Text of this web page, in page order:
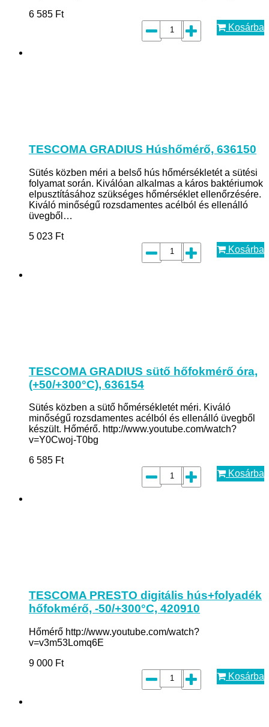
6 585 Ft
Kosárba
TESCOMA GRADIUS Húshőmérő, 636150
Sütés közben méri a belső hús hőmérsékletét a sütési
folyamat során. Kiválóan alkalmas a káros baktériumok
elpusztításához szükséges hőmérséklet ellenőrzésére.
Kiváló minőségű rozsdamentes acélból és ellenálló
üvegből…
5 023 Ft
Kosárba
TESCOMA GRADIUS sütő hőfokmérő óra,
(+50/+300°C), 636154
Sütés közben a sütő hőmérsékletét méri. Kiváló
minőségű rozsdamentes acélból és ellenálló üvegből
készült. Hőmérő. http://www.youtube.com/watch?
v=Y0Cwoj-T0bg
6 585 Ft
Kosárba
TESCOMA PRESTO digitális hús+folyadék
hőfokmérő, -50/+300°C, 420910
Hőmérő http://www.youtube.com/watch?
v=v3m53Lomq6E
9 000 Ft
Kosárba